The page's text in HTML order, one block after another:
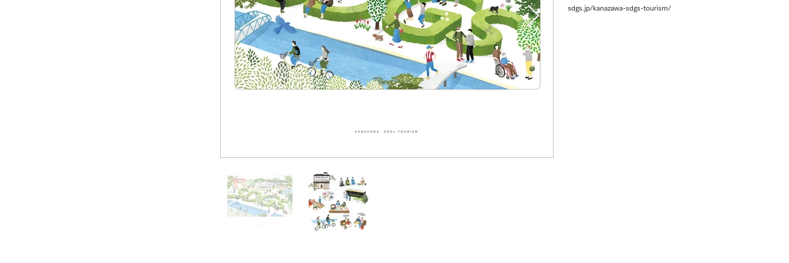
sdgs.jp/kanazawa-sdgs-tourism/